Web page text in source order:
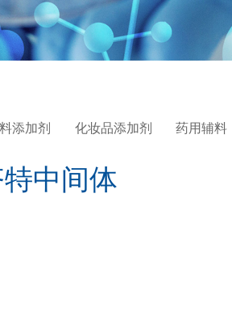
添加剂 化妆品添加剂 药用辅料
中间体